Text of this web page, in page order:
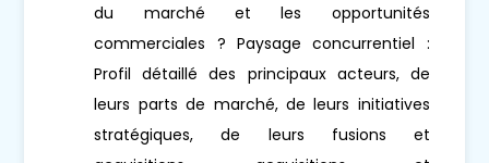
du marché et les opportunités
commerciales ? Paysage concurrentiel :
Profil détaillé des principaux acteurs, de
leurs parts de marché, de leurs initiatives
stratégiques, de leurs fusions et